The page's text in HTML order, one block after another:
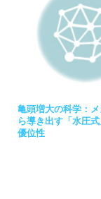
亀頭増大の科学：
ら導き出す「水圧
優位性